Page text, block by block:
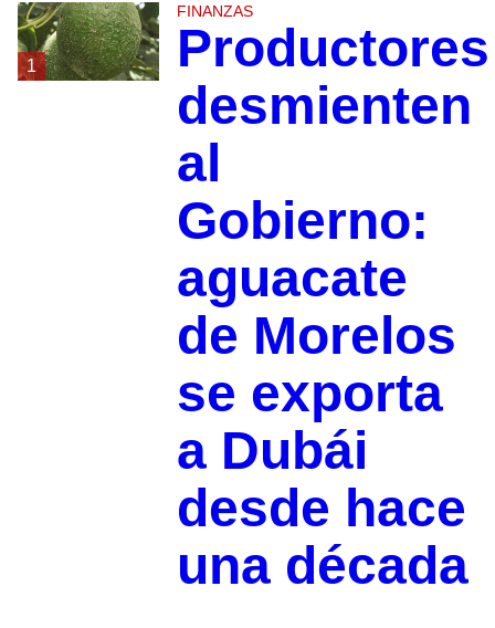
1
FINANZAS
Productores
desmienten
al
Gobierno:
aguacate
de Morelos
se exporta
a Dubái
desde hace
una década